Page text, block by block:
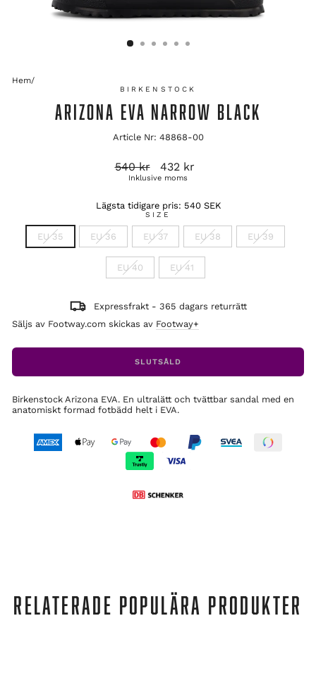
Hem/
BIRKENSTOCK
ARIZONA EVA NARROW BLACK
Article Nr: 48868-00
Ordinarie
pris
540 kr Reapris
432 kr
Inklusive moms
Lägsta tidigare pris: 540 SEK
SIZE
EU 35 EU 36 EU 37 EU 38 EU 39
EU 40 EU 41
Expressfrakt - 365 dagars returrätt
Säljs av Footway.com skickas av Footway+
SLUTSÅLD
Birkenstock Arizona EVA. En ultralätt och tvättbar sandal med en
anatomiskt formad fotbädd helt i EVA.
RELATERADE POPULÄRA PRODUKTER